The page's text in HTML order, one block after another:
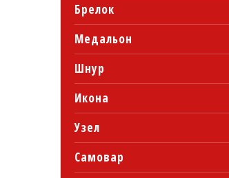
Брелок
Медальон
Шнур
Икона
Узел
Самовар